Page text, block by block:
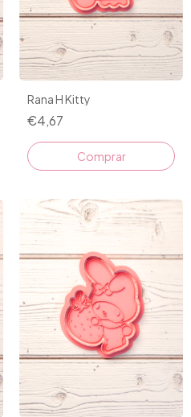
Rana H Kitty
€4,67
Comprar